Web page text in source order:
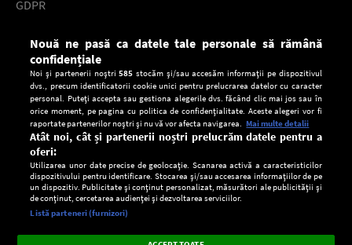
GDPR
Descarcă gratuit aplicaţia Europa FM pentru smartphone:
Setări:
Dark
Radio live, podcasturi, știri și alerte
Nouă ne pasă ca datele tale personale să rămână
confidențiale
Noi și partenerii noștri585 stocăm și/sau accesăm informații pe dispozitivul
dvs., precum identificatorii cookie unici pentru prelucrarea datelor cu caracter
personal. Puteți accepta sau gestiona alegerile dvs. făcând clic mai jos sau în
orice moment, pe pagina cu politica de confidențialitate. Aceste alegeri vor fi
raportate partenerilor noștri și nu vă vor afecta navigarea. Mai multe detalii
Atât noi, cât și partenerii noștri prelucrăm datele pentru a
oferi:
Utilizarea unor date precise de geolocație. Scanarea activă a caracteristicilor
dispozitivului pentru identificare. Stocarea și/sau accesarea informațiilor de pe
un dispozitiv. Publicitate și conținut personalizat, măsurători ale publicității și
de conținut, cercetarea audienței și dezvoltarea serviciilor.
Listă parteneri (furnizori)